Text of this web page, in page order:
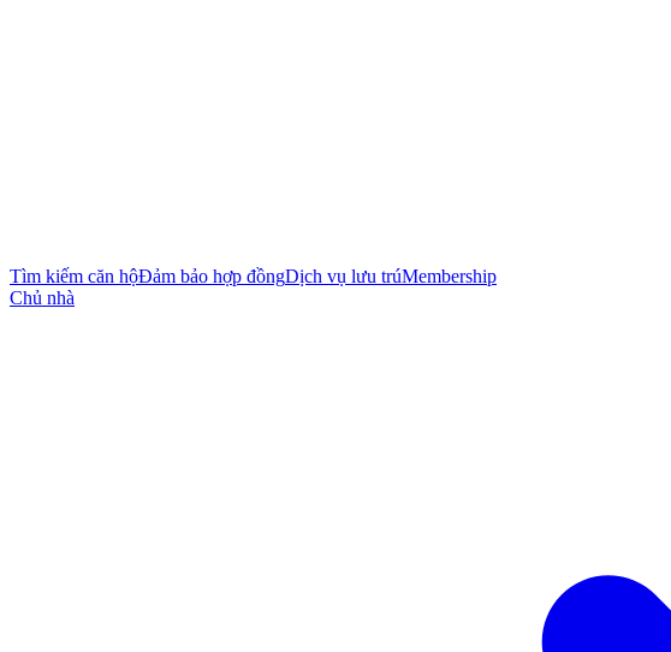
Tìm kiếm căn hộĐảm bảo hợp đồngDịch vụ lưu trúMembership
Chủ nhà